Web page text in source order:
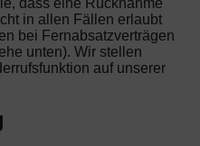
in allen Fällen erlaubt
bei Fernabsatzverträgen
unten). Wir stellen
auf unserer